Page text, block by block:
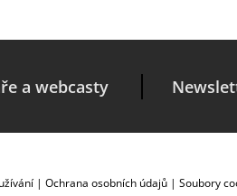
a webcasty
| Ochrana osobních údajů | Soubory